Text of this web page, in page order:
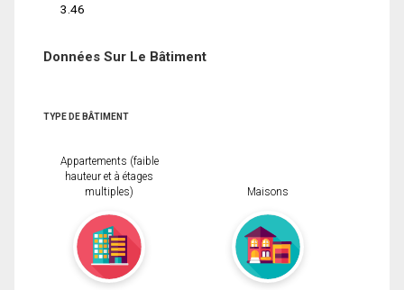
3.46
Données Sur Le Bâtiment
TYPE DE BÂTIMENT
Appartements (faible
hauteur et à étages
multiples)
Maisons